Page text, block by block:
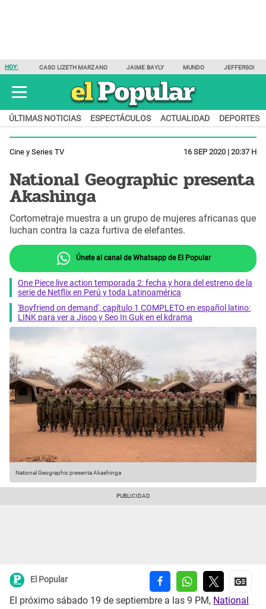
HOY: CASO LIZETH MARZANO JAIME BAYLY MUNDO JEFFERSON
ÚLTIMAS NOTICIAS ESPECTÁCULOS ACTUALIDAD DEPORTES
Cine y Series TV 16 SEP 2020 | 20:37 H
National Geographic presenta
Akashinga
Cortometraje muestra a un grupo de mujeres africanas que
luchan contra la caza furtiva de elefantes.
Únete al canal de Whatsapp de El Popular
One Piece live action temporada 2: fecha y hora del estreno de la
serie de Netflix en Perú y toda Latinoamérica
'Boyfriend on demand', capítulo 1 COMPLETO en español latino:
LINK para ver a Jisoo y Seo In Guk en el kdrama
National Geographic presenta Akashinga
El Popular
El próximo sábado 19 de septiembre a las 9 PM, National